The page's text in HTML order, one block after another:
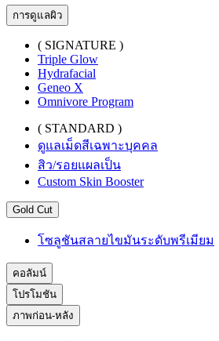
การดูแลผิว
( SIGNATURE )
Triple Glow
Hydrafacial
Geneo X
Omnivore Program
( STANDARD )
ดูแลเม็ดสีเฉพาะบุคคล
สิว/รอยแผลเป็น
Custom Skin Booster
Gold Cut
โซลูชันสลายไขมันระดับพรีเมียม
คอลัมน์
โปรโมชัน
ภาพก่อน-หลัง